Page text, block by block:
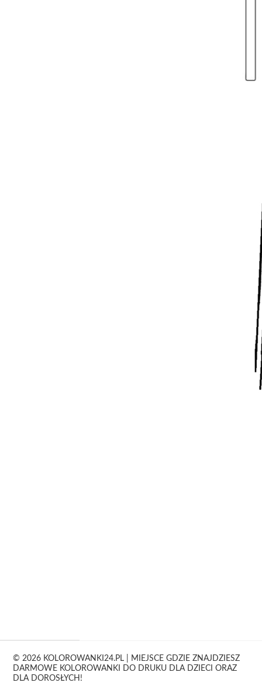
© 2026 KOLOROWANKI24.PL | MIEJSCE GDZIE ZNAJDZIESZ
DARMOWE KOLOROWANKI DO DRUKU DLA DZIECI ORAZ
DLA DOROSŁYCH!